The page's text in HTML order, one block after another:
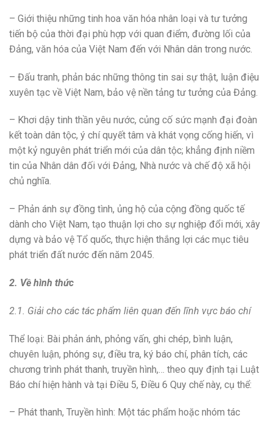
– Giới thiệu những tinh hoa văn hóa nhân loại và tư tưởng
tiến bộ của thời đại phù hợp với quan điểm, đường lối của
Đảng, văn hóa của Việt Nam đến với Nhân dân trong nước.
– Đấu tranh, phản bác những thông tin sai sự thật, luận điệu
xuyên tạc về Việt Nam, bảo vệ nền tảng tư tưởng của Đảng.
– Khơi dậy tinh thần yêu nước, củng cố sức mạnh đại đoàn
kết toàn dân tộc, ý chí quyết tâm và khát vọng cống hiến, vì
một kỷ nguyên phát triển mới của dân tộc; khẳng định niềm
tin của Nhân dân đối với Đảng, Nhà nước và chế độ xã hội
chủ nghĩa.
– Phản ánh sự đồng tình, ủng hộ của cộng đồng quốc tế
dành cho Việt Nam, tạo thuận lợi cho sự nghiệp đổi mới, xây
dựng và bảo vệ Tổ quốc, thực hiện thắng lợi các mục tiêu
phát triển đất nước đến năm 2045.
2. Về hình thức
2.1. Giải cho các tác phẩm liên quan đến lĩnh vực báo chí
Thể loại: Bài phản ánh, phỏng vấn, ghi chép, bình luận,
chuyên luận, phóng sự, điều tra, ký báo chí, phân tích, các
chương trình phát thanh, truyền hình,… theo quy định tại Luật
Báo chí hiện hành và tại Điều 5, Điều 6 Quy chế này, cụ thể:
– Phát thanh, Truyền hình: Một tác phẩm hoặc nhóm tác